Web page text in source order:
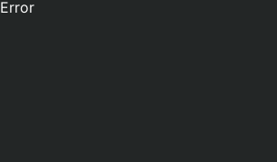
Error